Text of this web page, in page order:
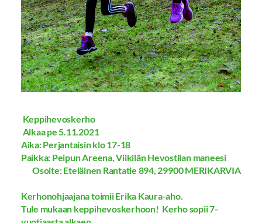
Keppihevoskerho
Alkaa pe 5.11.2021
Aika: Perjantaisin klo 17-18
Paikka: Peipun Areena, Viikilän Hevostilan maneesi
Osoite: Eteläinen Rantatie 894, 29900 MERIKARVIA
Kerhonohjaajana toimii Erika Kaura-aho.
Tule mukaan keppihevoskerhoon! Kerho sopii 7-